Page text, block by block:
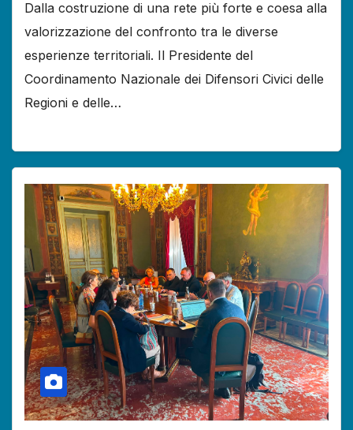
Dalla costruzione di una rete più forte e coesa alla
valorizzazione del confronto tra le diverse
esperienze territoriali. Il Presidente del
Coordinamento Nazionale dei Difensori Civici delle
Regioni e delle…